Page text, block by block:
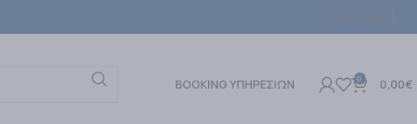
BOOKING ΥΠΗΡΕΣΙΩΝ 0 0,00€